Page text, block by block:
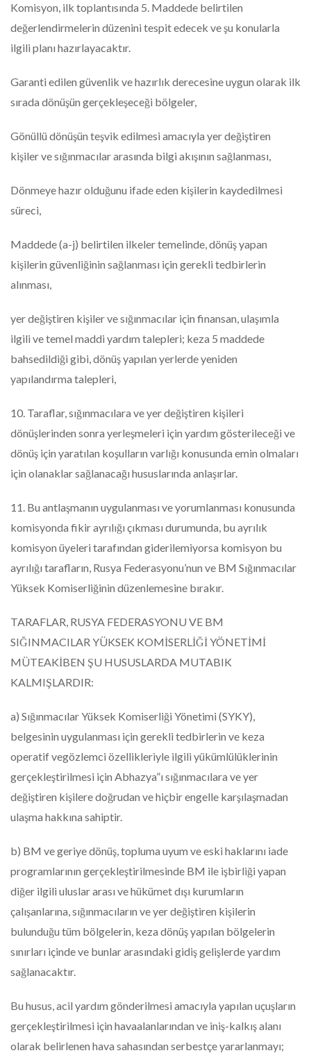
Komisyon, ilk toplantısında 5. Maddede belirtilen
değerlendirmelerin düzenini tespit edecek ve şu konularla
ilgili planı hazırlayacaktır.
Garanti edilen güvenlik ve hazırlık derecesine uygun olarak ilk
sırada dönüşün gerçekleşeceği bölgeler,
Gönüllü dönüşün teşvik edilmesi amacıyla yer değiştiren
kişiler ve sığınmacılar arasında bilgi akışının sağlanması,
Dönmeye hazır olduğunu ifade eden kişilerin kaydedilmesi
süreci,
Maddede (a-j) belirtilen ilkeler temelinde, dönüş yapan
kişilerin güvenliğinin sağlanması için gerekli tedbirlerin
alınması,
yer değiştiren kişiler ve sığınmacılar için finansan, ulaşımla
ilgili ve temel maddi yardım talepleri; keza 5 maddede
bahsedildiği gibi, dönüş yapılan yerlerde yeniden
yapılandırma talepleri,
10. Taraflar, sığınmacılara ve yer değiştiren kişileri
dönüşlerinden sonra yerleşmeleri için yardım gösterileceği ve
dönüş için yaratılan koşulların varlığı konusunda emin olmaları
için olanaklar sağlanacağı hususlarında anlaşırlar.
11. Bu antlaşmanın uygulanması ve yorumlanması konusunda
komisyonda fikir ayrılığı çıkması durumunda, bu ayrılık
komisyon üyeleri tarafından giderilemiyorsa komisyon bu
ayrılığı tarafların, Rusya Federasyonu’nun ve BM Sığınmacılar
Yüksek Komiserliğinin düzenlemesine bırakır.
TARAFLAR, RUSYA FEDERASYONU VE BM
SIĞINMACILAR YÜKSEK KOMİSERLİĞİ YÖNETİMİ
MÜTEAKİBEN ŞU HUSUSLARDA MUTABIK
KALMIŞLARDIR:
a) Sığınmacılar Yüksek Komiserliği Yönetimi (SYKY),
belgesinin uygulanması için gerekli tedbirlerin ve keza
operatif vegözlemci özellikleriyle ilgili yükümlülüklerinin
gerçekleştirilmesi için Abhazya”ı sığınmacılara ve yer
değiştiren kişilere doğrudan ve hiçbir engelle karşılaşmadan
ulaşma hakkına sahiptir.
b) BM ve geriye dönüş, topluma uyum ve eski haklarını iade
programlarının gerçekleştirilmesinde BM ile işbirliği yapan
diğer ilgili uluslar arası ve hükümet dışı kurumların
çalışanlarına, sığınmacıların ve yer değiştiren kişilerin
bulunduğu tüm bölgelerin, keza dönüş yapılan bölgelerin
sınırları içinde ve bunlar arasındaki gidiş gelişlerde yardım
sağlanacaktır.
Bu husus, acil yardım gönderilmesi amacıyla yapılan uçuşların
gerçekleştirilmesi için havaalanlarından ve iniş-kalkış alanı
olarak belirlenen hava sahasından serbestçe yararlanmayı;